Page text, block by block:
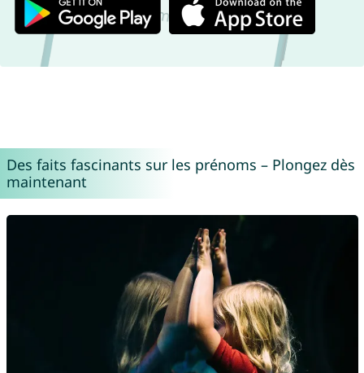
Des faits fascinants sur les prénoms – Plongez dès
maintenant